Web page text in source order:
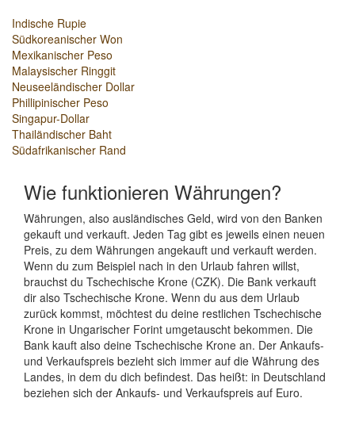
Indische Rupie
Südkoreanischer Won
Mexikanischer Peso
Malaysischer Ringgit
Neuseeländischer Dollar
Phillipinischer Peso
Singapur-Dollar
Thailändischer Baht
Südafrikanischer Rand
Wie funktionieren Währungen?
Währungen, also ausländisches Geld, wird von den Banken
gekauft und verkauft. Jeden Tag gibt es jeweils einen neuen
Preis, zu dem Währungen angekauft und verkauft werden.
Wenn du zum Beispiel nach in den Urlaub fahren willst,
brauchst du Tschechische Krone (CZK). Die Bank verkauft
dir also Tschechische Krone. Wenn du aus dem Urlaub
zurück kommst, möchtest du deine restlichen Tschechische
Krone in Ungarischer Forint umgetauscht bekommen. Die
Bank kauft also deine Tschechische Krone an. Der Ankaufs-
und Verkaufspreis bezieht sich immer auf die Währung des
Landes, in dem du dich befindest. Das heißt: in Deutschland
beziehen sich der Ankaufs- und Verkaufspreis auf Euro.